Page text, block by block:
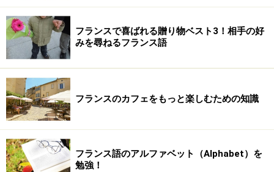
出た人たちと、同じクラスに入れました。会話はほとん
ど出来ませんでしたが、文法は一通り知っていたからか
な？と思います。
言えなかったことを地道に勉強！会話の習
得は人とのふれあいから
フランスで喜ばれる贈り物ベスト3！相手の好
みを尋ねるフランス語
フランスのカフェをもっと楽しむための知識
フランス語のアルファベット（Alphabet）を
勉強！